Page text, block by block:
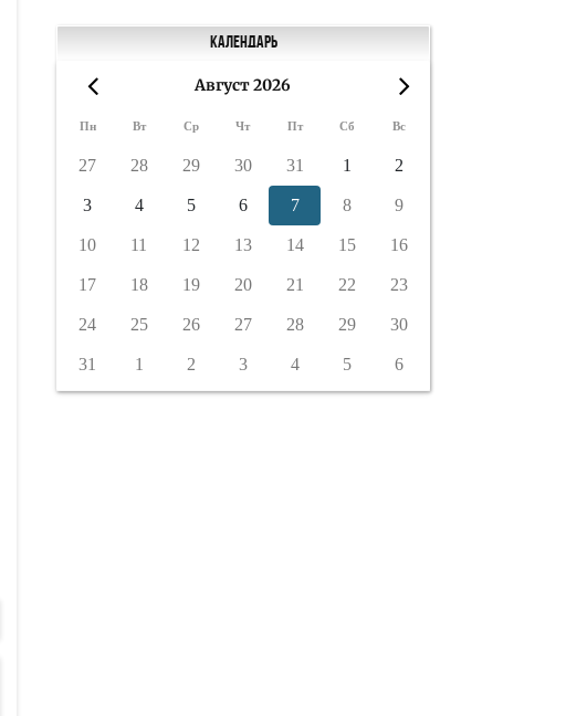
Календарь
Август 2026
Пн Вт Ср Чт Пт Сб Вс
27 28 29 30 31 1 2
3 4 5 6 7 8 9
10 11 12 13 14 15 16
17 18 19 20 21 22 23
24 25 26 27 28 29 30
31 1 2 3 4 5 6